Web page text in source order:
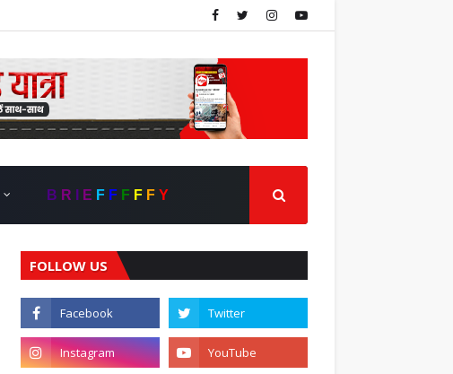
B R E F F F F F Y
FOLLOW US